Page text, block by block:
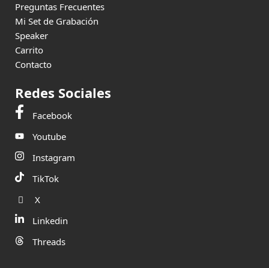
Preguntas Frecuentes
Mi Set de Grabación
Speaker
Carrito
Contacto
Redes Sociales
Facebook
Youtube
Instagram
TikTok
X
Linkedin
Threads